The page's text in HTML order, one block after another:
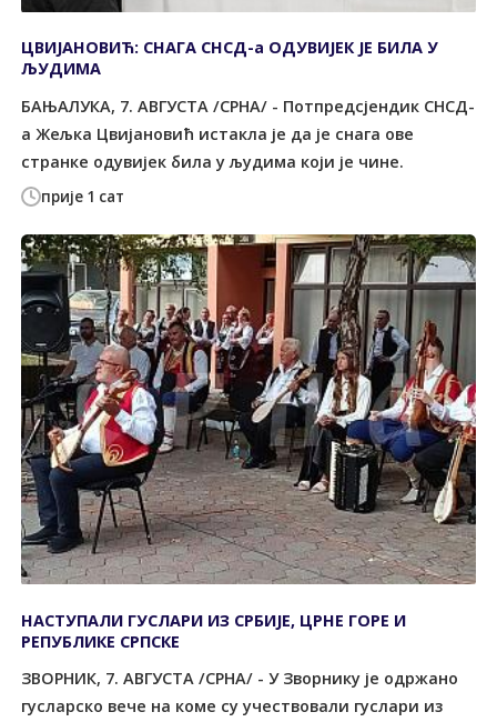
прије 1 сат
ЦВИЈАНОВИЋ: СНАГА СНСД-а ОДУВИЈЕК ЈЕ БИЛА У
ЉУДИМА
БАЊАЛУКА, 7. АВГУСТА /СРНА/ - Потпредсјендик СНСД-
а Жељка Цвијановић истакла је да је снага ове
странке одувијек била у људима који је чине.
НАСТУПАЛИ ГУСЛАРИ ИЗ СРБИЈЕ, ЦРНЕ ГОРЕ И
РЕПУБЛИКЕ СРПСКЕ
ЗВОРНИК, 7. АВГУСТА /СРНА/ - У Зворнику је одржано
гусларско вече на коме су учествовали гуслари из